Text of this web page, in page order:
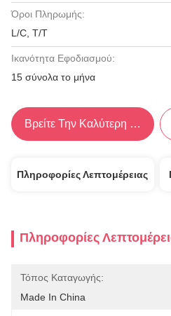
Όροι Πληρωμής:
L/C, T/T
Ικανότητα Εφοδιασμού:
15 σύνολα το μήνα
Βρείτε Την Καλύτερη Τιμή
Πληροφορίες Λεπτομέρειας
Πληροφορίες
Τόπος Καταγωγής:
Made In China